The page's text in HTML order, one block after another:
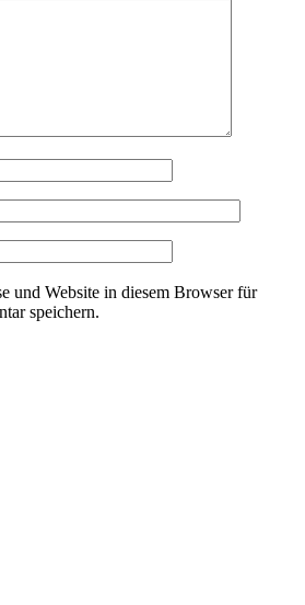
und Website in diesem Browser für
speichern.